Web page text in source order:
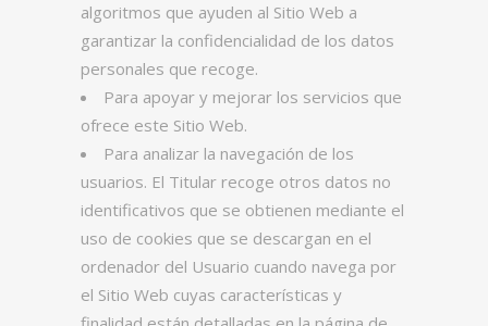
algoritmos que ayuden al Sitio Web a
garantizar la confidencialidad de los datos
personales que recoge.
Para apoyar y mejorar los servicios que
ofrece este Sitio Web.
Para analizar la navegación de los
usuarios. El Titular recoge otros datos no
identificativos que se obtienen mediante el
uso de cookies que se descargan en el
ordenador del Usuario cuando navega por
el Sitio Web cuyas características y